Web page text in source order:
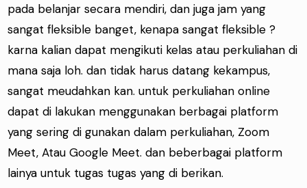
pada belanjar secara mendiri, dan juga jam yang
sangat fleksible banget, kenapa sangat fleksible ?
karna kalian dapat mengikuti kelas atau perkuliahan di
mana saja loh. dan tidak harus datang kekampus,
sangat meudahkan kan. untuk perkuliahan online
dapat di lakukan menggunakan berbagai platform
yang sering di gunakan dalam perkuliahan, Zoom
Meet, Atau Google Meet. dan beberbagai platform
lainya untuk tugas tugas yang di berikan.